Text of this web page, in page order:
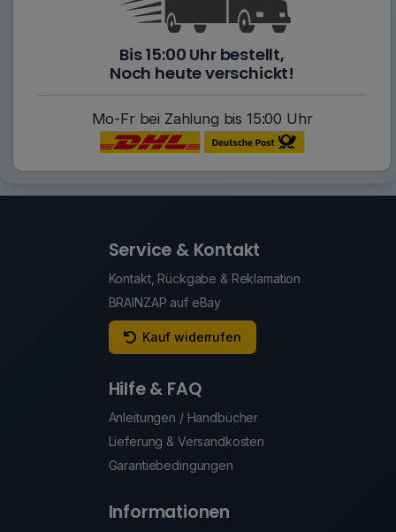
Bis 15:00 Uhr bestellt,
Noch heute verschickt!
Mo-Fr bei Zahlung bis 15:00 Uhr
Service & Kontakt
Kontakt, Rückgabe & Reklamation
BRAINZAP auf eBay
Kauf widerrufen
Hilfe & FAQ
Anleitungen / Handbücher
Lieferung & Versandkosten
Garantiebedingungen
Informationen